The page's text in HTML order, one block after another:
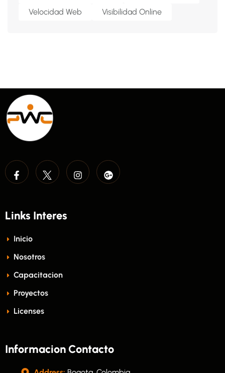
Velocidad Web
Visibilidad Online
Links Interes
Inicio
Nosotros
Capacitacion
Proyectos
Licenses
Informacion Contacto